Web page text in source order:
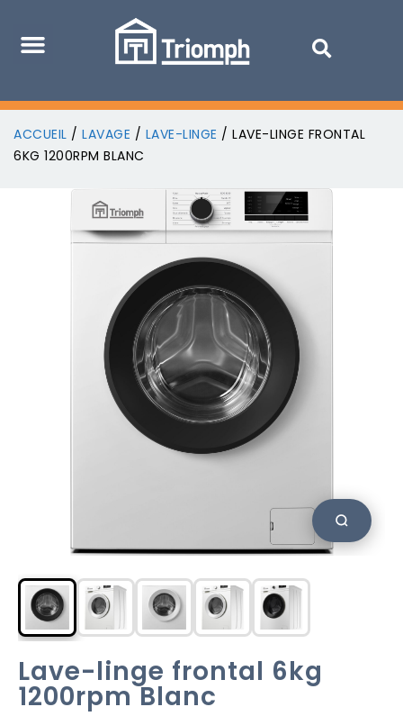
ACCUEIL / LAVAGE / LAVE-LINGE / LAVE-LINGE FRONTAL
6KG 1200RPM BLANC
Lave-linge frontal 6kg
1200rpm Blanc